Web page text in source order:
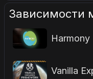
Зависимости
Harmony
Vanilla